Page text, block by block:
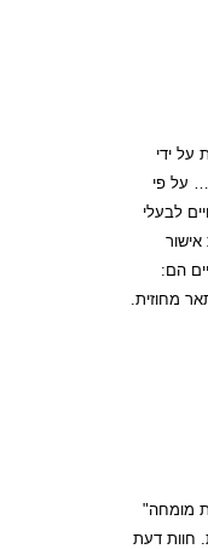
על ידי
על פי
לבעלי
הם:
מחוזית.
מומחה"
חוות דעת